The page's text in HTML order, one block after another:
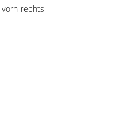
rechts